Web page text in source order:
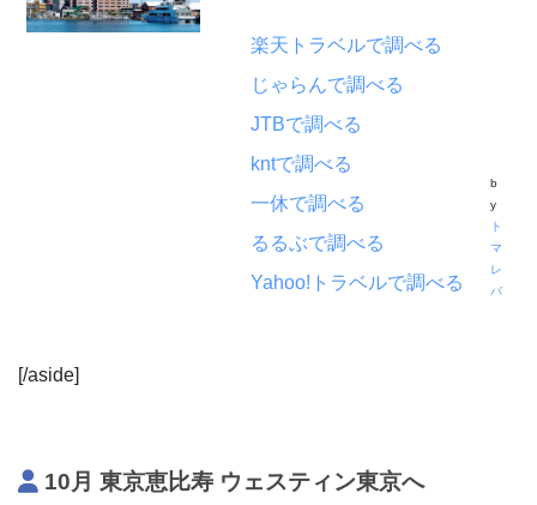
楽天トラベルで調べる
じゃらんで調べる
JTBで調べる
kntで調べる
一休で調べる
るるぶで調べる
Yahoo!トラベルで調べる
b
y
ト
マ
レ
バ
[/aside]
10月 東京恵比寿 ウェスティン東京へ